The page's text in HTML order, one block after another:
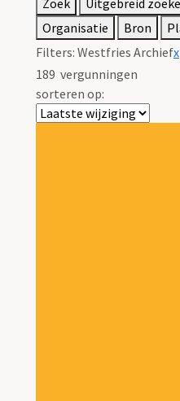
Zoek
Uitgebreid
Organisatie
Bron
Filters: Westfries Archiefx
189 vergunningen
sorteren op: